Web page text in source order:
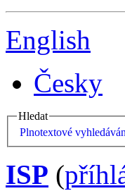
English
Česky
Hledat
Plnotextové
ISP (